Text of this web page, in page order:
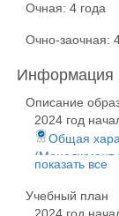
Очная: 4 года
Очно-заочная:
Информация
Описание
2024 год
Общая
(Менеджмент
Общая
(Менеджмент
показать все
Учебный план